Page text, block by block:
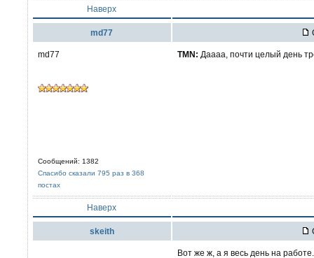
Наверх
md77
md77
Сообщений: 1382
Спасибо сказали 795 раз в 368
постах
TMN: Даааа, почти целый день
Наверх
skeith
Вот же ж, а я весь день на